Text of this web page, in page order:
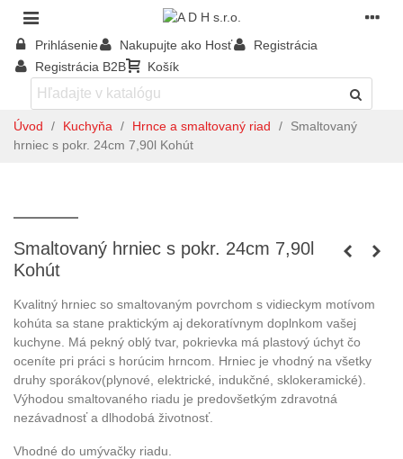
Prihlásenie Nakupujte ako Hosť
Registrácia
Registrácia B2B
Košík
Úvod / Kuchyňa / Hrnce a smaltovaný riad /
Smaltovaný
hrniec s pokr. 24cm 7,90l Kohút
Smaltovaný hrniec s pokr. 24cm 7,90l
Kohút
Kvalitný hrniec so smaltovaným povrchom s vidieckym motívom
kohúta sa stane praktickým aj dekoratívnym doplnkom vašej
kuchyne.
Má pekný oblý tvar, pokrievka má plastový úchyt čo
oceníte pri práci s horúcim hrncom. Hrniec je vhodný na všetky
druhy sporákov(plynové, elektrické, indukčné, sklokeramické).
Výhodou smaltovaného riadu je predovšetkým zdravotná
nezávadnosť a dlhodobá životnosť.
Vhodné do umývačky riadu.